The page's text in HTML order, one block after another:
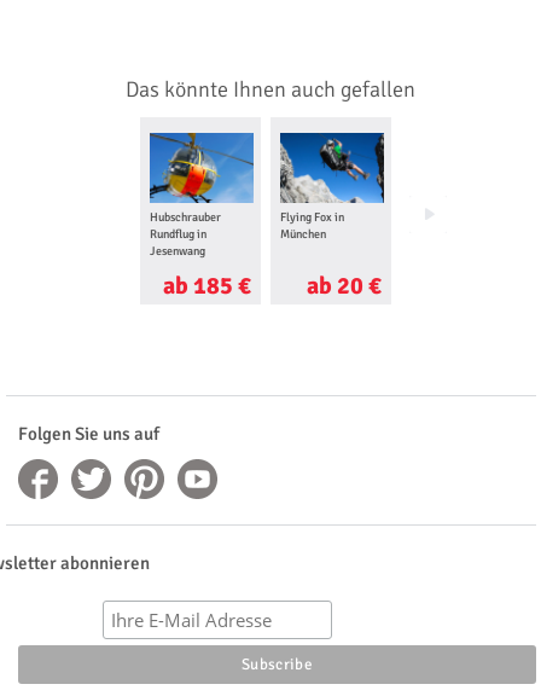
Das könnte Ihnen auch gefallen
Hubschrauber
Rundflug in
Jesenwang
ab 185 €
Flying Fox in
München
ab 20 €
Gleitschirm
Folgen Sie uns auf
abonnieren